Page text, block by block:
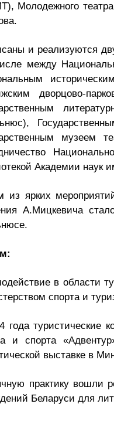
Молодежного
и реализуются
между
дворцово-
музеем
Академии наук
из ярких
А.Мицкевича
в области
спорта и
года туристические
и спорта
выставке в
практику вошли
Беларуси для